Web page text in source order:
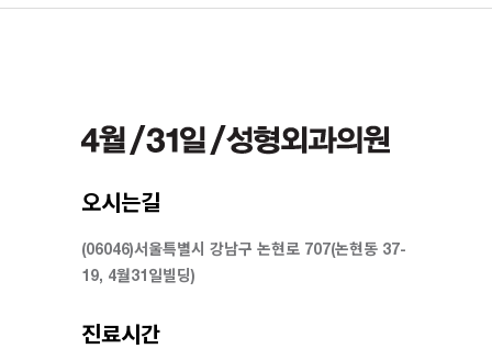
오시는길
(06046)서울특별시 강남구 논현로 707(논현동 37-
19, 4월31일빌딩)
진료시간